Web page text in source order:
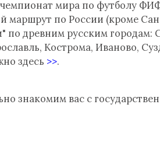
чемпионат мира по футболу
маршрут по России (кроме
по древним русским городам:
Кострома, Иваново,
здесь >>.
знакомим вас с